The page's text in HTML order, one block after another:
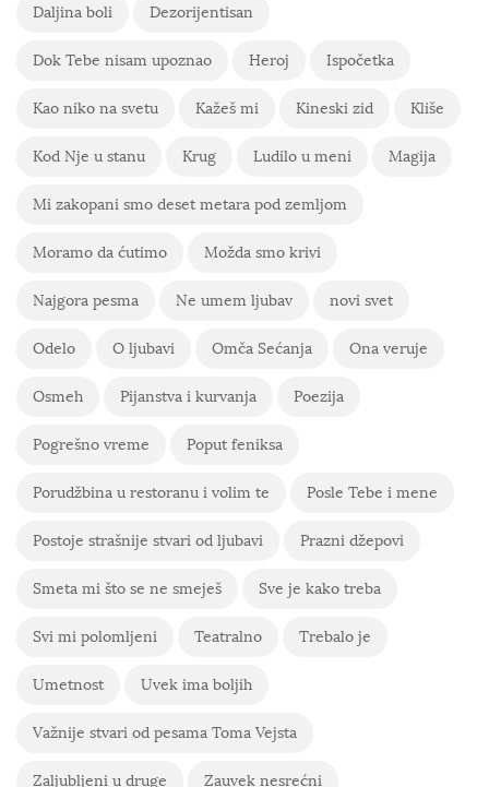
Daljina boli Dezorijentisan
Dok Tebe nisam upoznao Heroj Ispočetka
Kao niko na svetu Kažeš mi Kineski zid Kliše
Kod Nje u stanu Krug Ludilo u meni Magija
Mi zakopani smo deset metara pod zemljom
Moramo da ćutimo Možda smo krivi
Najgora pesma Ne umem ljubav novi svet
Odelo O ljubavi Omča Sećanja Ona veruje
Osmeh Pijanstva i kurvanja Poezija
Pogrešno vreme Poput feniksa
Porudžbina u restoranu i volim te Posle Tebe i mene
Postoje strašnije stvari od ljubavi Prazni džepovi
Smeta mi što se ne smeješ Sve je kako treba
Svi mi polomljeni Teatralno Trebalo je
Umetnost Uvek ima boljih
Važnije stvari od pesama Toma Vejsta
Zaljubljeni u druge Zauvek nesrećni